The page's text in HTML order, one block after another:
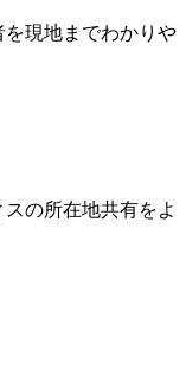
現地までわかりや
の所在地共有をよ